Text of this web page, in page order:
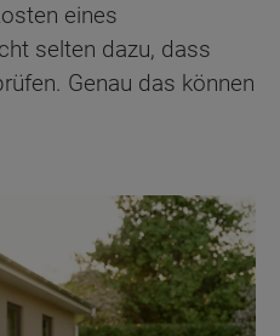
eines
selten dazu, dass
Genau das können